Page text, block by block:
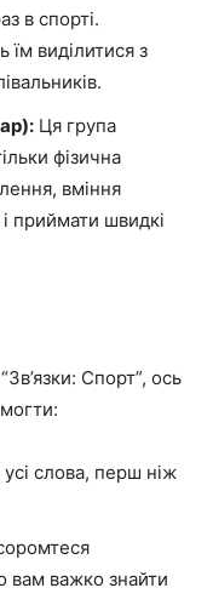
в спорті.
їм виділитися з
Ця група
фізична
вміння
приймати швидкі
Спорт”, ось
слова, перш ніж
вам важко знайти